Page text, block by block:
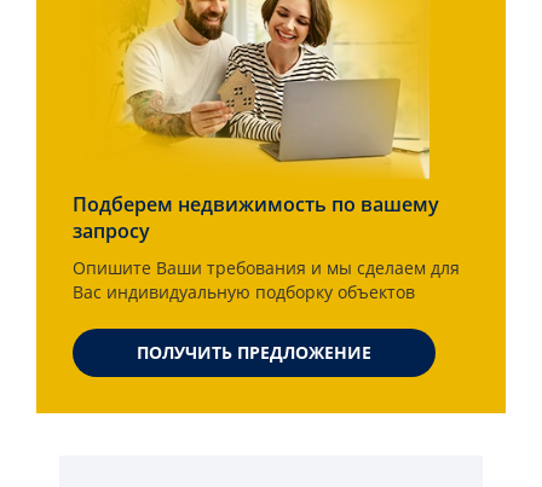
Подберем недвижимость по вашему
запросу
Опишите Ваши требования и мы сделаем для
Вас индивидуальную подборку объектов
ПОЛУЧИТЬ ПРЕДЛОЖЕНИЕ